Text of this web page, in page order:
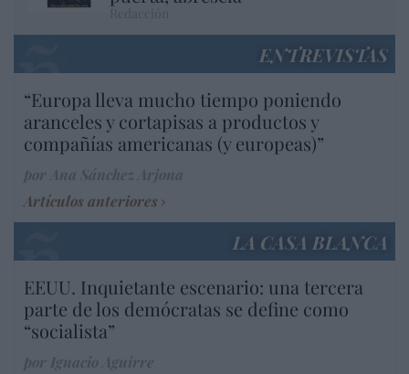
ENTREVISTAS
“Europa lleva mucho tiempo poniendo
aranceles y cortapisas a productos y
compañías americanas (y europeas)”
Artículos anteriores
LA CASA BLANCA
EEUU. Inquietante escenario: una tercera
parte de los demócratas se define como
“socialista”